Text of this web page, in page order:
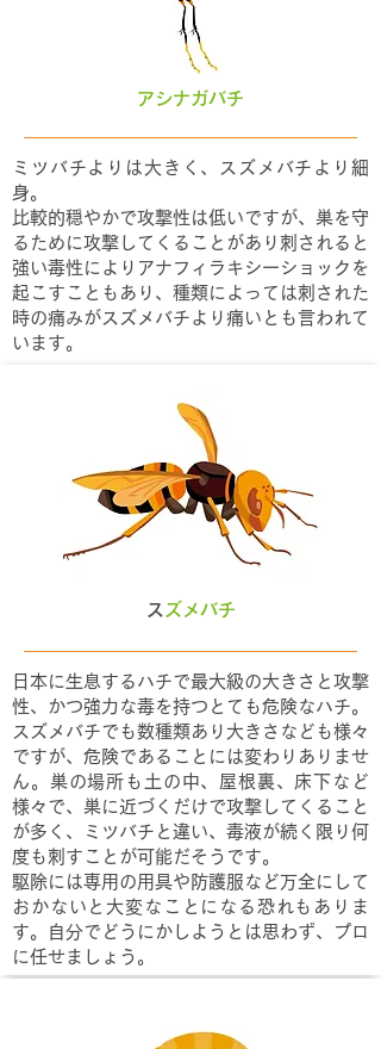
アシナガバチ
ミツバチよりは大きく、スズメバチより細
身。
比較的穏やかで攻撃性は低いですが、巣を守
るために攻撃してくることがあり刺されると
強い毒性によりアナフィラキシーショックを
起こすこともあり、種類によっては刺された
時の痛みがスズメバチより痛いとも言われて
います。
​ スズメバチ
日本に生息するハチで最大級の大きさと攻撃
性、かつ強力な毒を持つとても危険なハチ。
スズメバチでも数種類あり大きさなども様々
ですが、危険であることには変わりありませ
ん。巣の場所も土の中、屋根裏、床下など
様々で、巣に近づくだけで攻撃してくること
が多く、ミツバチと違い、毒液が続く限り何
度も刺すことが可能だそうです。
駆除には専用の用具や防護服など万全にして
おかないと大変なことになる恐れもありま
す。自分でどうにかしようとは思わず、プロ
に任せましょう。